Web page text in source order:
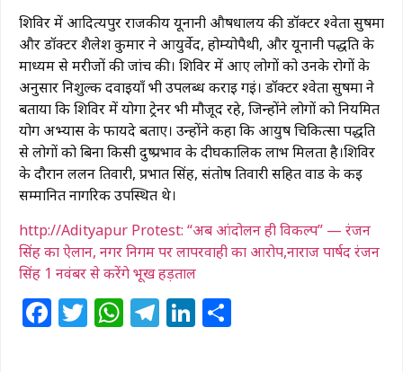
शिविर में आदित्यपुर राजकीय यूनानी औषधालय की डॉक्टर श्वेता सुषमा
और डॉक्टर शैलेश कुमार ने आयुर्वेद, होम्योपैथी, और यूनानी पद्धति के
माध्यम से मरीजों की जांच की। शिविर में आए लोगों को उनके रोगों के
अनुसार निशुल्क दवाइयाँ भी उपलब्ध कराई गईं। डॉक्टर श्वेता सुषमा ने
बताया कि शिविर में योगा ट्रेनर भी मौजूद रहे, जिन्होंने लोगों को नियमित
योग अभ्यास के फायदे बताए। उन्होंने कहा कि आयुष चिकित्सा पद्धति
से लोगों को बिना किसी दुष्प्रभाव के दीर्घकालिक लाभ मिलता है।शिविर
के दौरान ललन तिवारी, प्रभात सिंह, संतोष तिवारी सहित वार्ड के कई
सम्मानित नागरिक उपस्थित थे।
http://Adityapur Protest: “अब आंदोलन ही विकल्प” — रंजन
सिंह का ऐलान, नगर निगम पर लापरवाही का आरोप,नाराज पार्षद रंजन
सिंह 1 नवंबर से करेंगे भूख हड़ताल
Facebook
Twitter
WhatsApp
Telegram
LinkedIn